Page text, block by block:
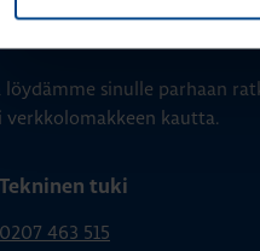
sinulle parhaan
verkkolomakkeen kautta.
Tekninen tuki
0207 463 515